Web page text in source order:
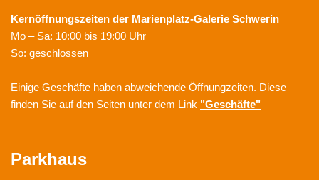
Kernöffnungszeiten der Marienplatz-Galerie Schwerin
Mo – Sa: 10:00 bis 19:00 Uhr
So: geschlossen
Einige Geschäfte haben abweichende Öffnungzeiten. Diese
finden Sie auf den Seiten unter dem Link "Geschäfte"
Parkhaus